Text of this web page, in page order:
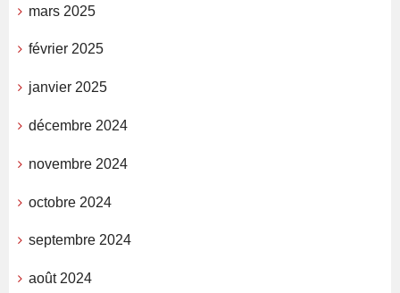
mars 2025
février 2025
janvier 2025
décembre 2024
novembre 2024
octobre 2024
septembre 2024
août 2024